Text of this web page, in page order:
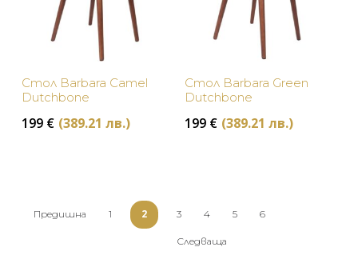
Стол Barbara Camel
Dutchbone
199 € (389.21 лв.)
Стол Barbara Green
Dutchbone
199 € (389.21 лв.)
Предишна 1 2 3 4 5 6
Следваща